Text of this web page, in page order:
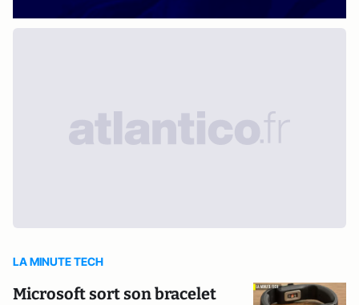
LA MINUTE TECH
Microsoft sort son bracelet